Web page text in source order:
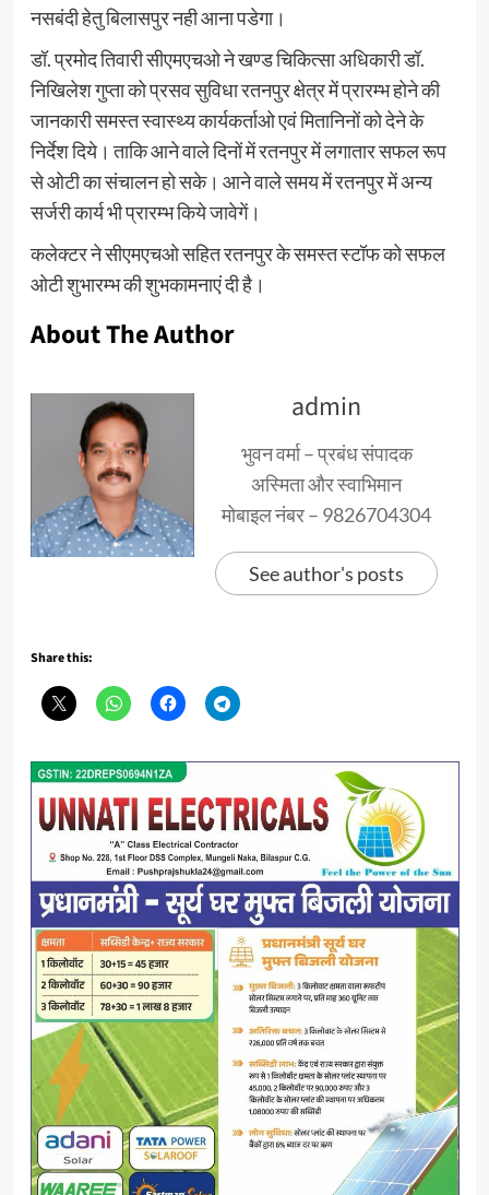
नसबंदी हेतु बिलासपुर नही आना पडेगा।
डॉ. प्रमोद तिवारी सीएमएचओ ने खण्ड चिकित्सा अधिकारी डॉ.
निखिलेश गुप्ता को प्रसव सुविधा रतनपुर क्षेत्र में प्रारम्भ होने की
जानकारी समस्त स्वास्थ्य कार्यकर्ताओ एवं मितानिनों को देने के
निर्देश दिये। ताकि आने वाले दिनों में रतनपुर में लगातार सफल रूप
से ओटी का संचालन हो सके। आने वाले समय में रतनपुर में अन्य
सर्जरी कार्य भी प्रारम्भ किये जावेगें।
कलेक्टर ने सीएमएचओ सहित रतनपुर के समस्त स्टॉफ को सफल
ओटी शुभारम्भ की शुभकामनाएं दी है।
About The Author
admin
भुवन वर्मा – प्रबंध संपादक
अस्मिता और स्वाभिमान
मोबाइल नंबर – 9826704304
See author's posts
Share this: